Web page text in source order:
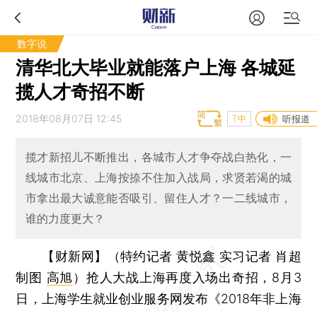
数字说
清华北大毕业就能落户上海 各城延
揽人才奇招不断
2018年08月07日 12:45 听报道
T中
揽才新招儿不断推出，各城市人才争夺战白热化，一
线城市北京、上海按捺不住加入战局，求贤若渴的城
市拿出最大诚意能否吸引、留住人才？一二线城市，
谁的力度更大？
【财新网】（特约记者 黄悦鑫 实习记者 肖超
制图 高旭） 抢人大战上海再度入场出奇招，8月3
日，上海学生就业创业服务网发布《2018年非上海